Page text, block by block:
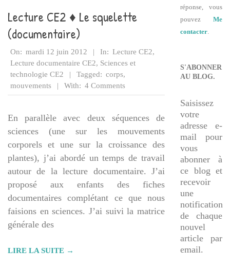
Lecture CE2 ♦ Le squelette
(documentaire)
2012-
06-
12
On: mardi 12 juin 2012 In: Lecture CE2,
Lecture documentaire CE2, Sciences et
technologie CE2
Tagged: corps,
mouvements
With: 4 Comments
En parallèle avec deux séquences de
sciences (une sur les mouvements
corporels et une sur la croissance des
plantes), j’ai abordé un temps de travail
autour de la lecture documentaire. J’ai
proposé aux enfants des fiches
documentaires complétant ce que nous
faisions en sciences. J’ai suivi la matrice
générale des
LIRE LA SUITE →
réponse, vous
pouvez Me
contacter
S'ABONNER
AU BLOG.
Saisissez
votre
adresse e-
mail pour
vous
abonner à
ce blog et
recevoir
une
notification
de chaque
nouvel
article par
email.